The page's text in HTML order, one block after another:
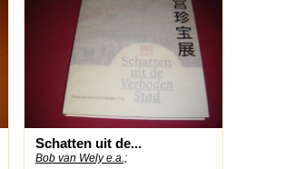
Schatten uit de...
Bob van Wely e.a.;